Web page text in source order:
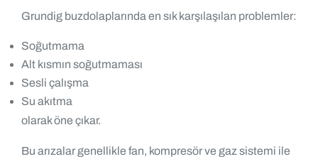
Grundig buzdolaplarında en sık karşılaşılan problemler:
Soğutmama
Alt kısmın soğutmaması
Sesli çalışma
Su akıtma
olarak öne çıkar.
Bu arızalar genellikle fan, kompresör ve gaz sistemi ile